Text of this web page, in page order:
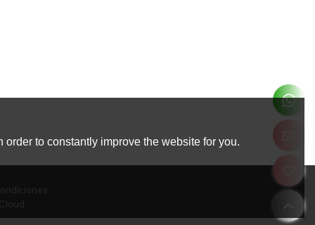
to constantly improve the website for you.